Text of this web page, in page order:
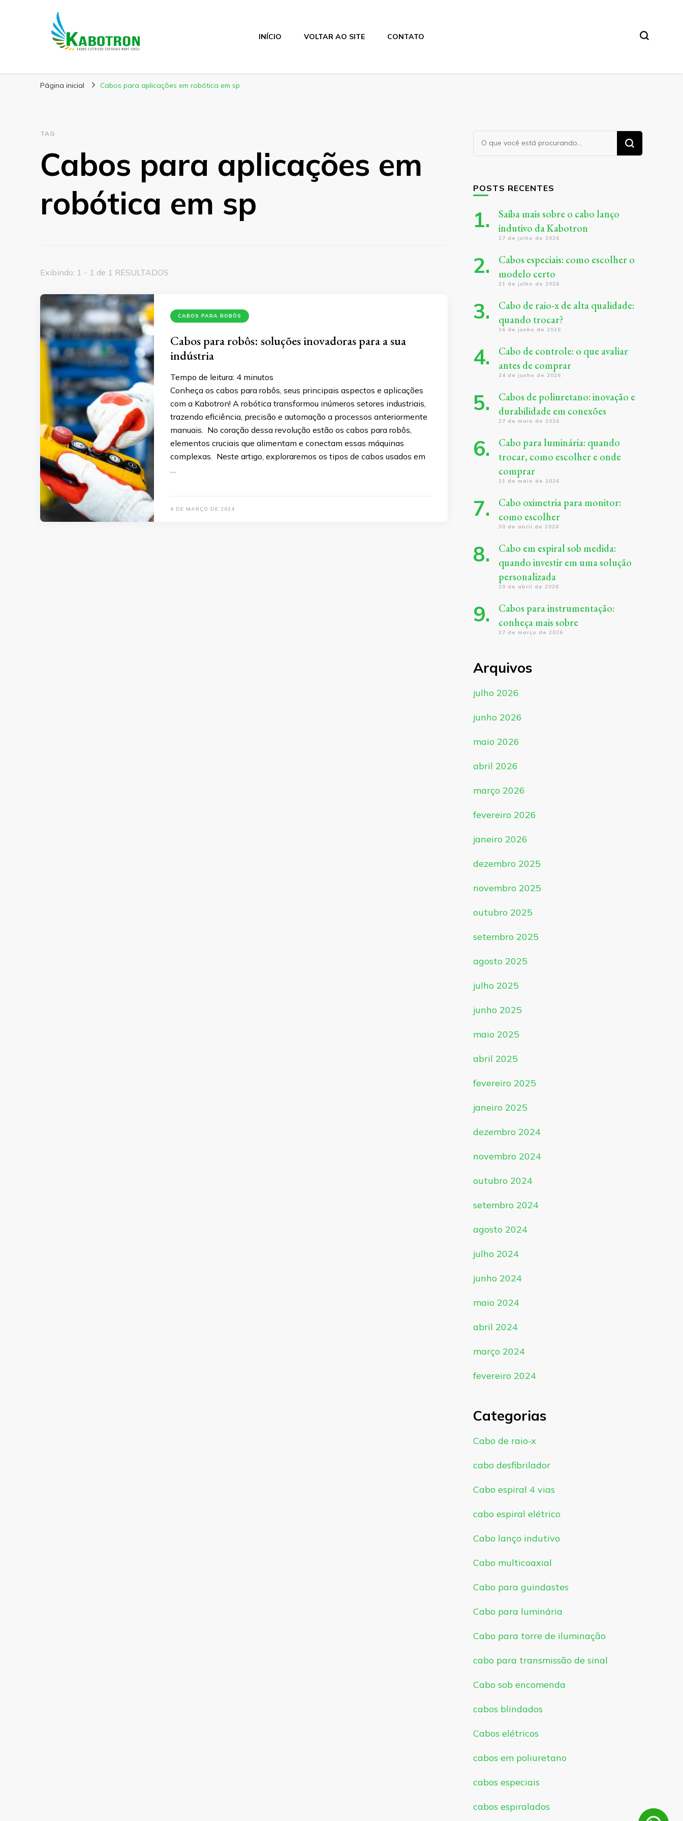
Kabotron
INÍCIO VOLTAR AO SITE CONTATO
Página inicial Cabos para aplicações em robótica em sp
TAG
Cabos para aplicações em
robótica em sp
Exibindo: 1 - 1 de 1 RESULTADOS
CABOS PARA ROBÔS
Cabos para robôs: soluções inovadoras para a sua
indústria
Tempo de leitura: 4 minutos
Conheça os cabos para robôs, seus principais aspectos e aplicações
com a Kabotron! A robótica transformou inúmeros setores industriais,
trazendo eficiência, precisão e automação a processos anteriormente
manuais. No coração dessa revolução estão os cabos para robôs,
elementos cruciais que alimentam e conectam essas máquinas
complexas. Neste artigo, exploraremos os tipos de cabos usados em
4 DE MARÇO DE 2024
Procurando
algo?
POSTS RECENTES
Saiba mais sobre o cabo lanço
indutivo da Kabotron
27 de julho de 2026
Cabos especiais: como escolher o
modelo certo
21 de julho de 2026
Cabo de raio-x de alta qualidade:
quando trocar?
26 de junho de 2026
Cabo de controle: o que avaliar
antes de comprar
24 de junho de 2026
Cabos de poliuretano: inovação e
durabilidade em conexões
27 de maio de 2026
Cabo para luminária: quando
trocar, como escolher e onde
comprar
21 de maio de 2026
Cabo oximetria para monitor:
como escolher
30 de abril de 2026
Cabo em espiral sob medida:
quando investir em uma solução
personalizada
20 de abril de 2026
Cabos para instrumentação:
conheça mais sobre
27 de março de 2026
Arquivos
julho 2026
junho 2026
maio 2026
abril 2026
março 2026
fevereiro 2026
janeiro 2026
dezembro 2025
novembro 2025
outubro 2025
setembro 2025
agosto 2025
julho 2025
junho 2025
maio 2025
abril 2025
fevereiro 2025
janeiro 2025
dezembro 2024
novembro 2024
outubro 2024
setembro 2024
agosto 2024
julho 2024
junho 2024
maio 2024
abril 2024
março 2024
fevereiro 2024
Categorias
Cabo de raio-x
cabo desfibrilador
Cabo espiral 4 vias
cabo espiral elétrico
Cabo lanço indutivo
Cabo multicoaxial
Cabo para guindastes
Cabo para luminária
Cabo para torre de iluminação
cabo para transmissão de sinal
Cabo sob encomenda
cabos blindados
Cabos elétricos
cabos em poliuretano
cabos especiais
cabos espiralados